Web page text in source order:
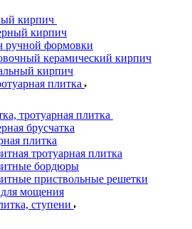
кирпич
кирпич
ручной формовки
керамический кирпич
кирпич
плитка
тротуарная плитка
брусчатка
плитка
тротуарная плитка
бордюры
приствольные решетки
мощения
ступени